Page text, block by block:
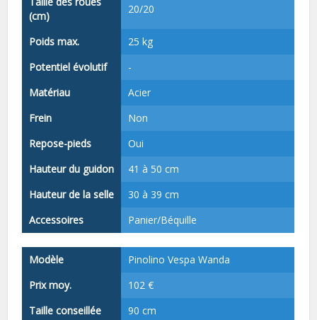
(cm)
20/20
Poids max.
25 kg
Potentiel évolutif
-
Matériau
Acier
Frein
Non
Repose-pieds
Oui
Hauteur du guidon
41 à 50 cm
Hauteur de la selle
30 à 39 cm
Accessoires
Panier/Béquille
Modèle
Pinolino Vespa Wanda
Prix moy.
102 €
Taille conseillée
90 cm